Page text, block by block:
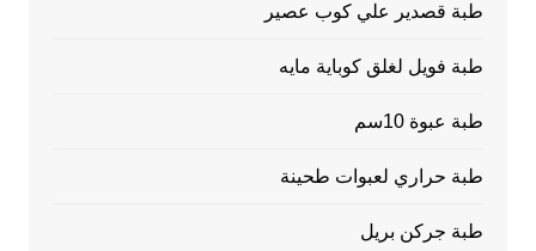
طبة قصدير علي كوب عصير
طبة فويل لغلق كوباية مايه
طبة عبوة 10سم
طبة حراري لعبوات طحينة
طبة جركن بريل